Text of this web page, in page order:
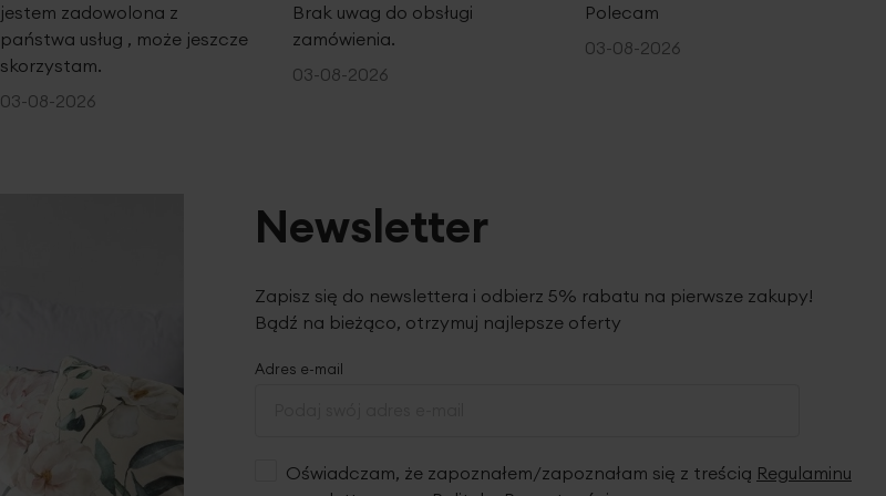
jestem zadowolona z
państwa usług , może jeszcze
skorzystam.
03-08-2026
Brak uwag do obsługi
zamówienia.
03-08-2026
Polecam
03-08-2026
Newsletter
Zapisz się do newslettera i odbierz 5% rabatu na pierwsze zakupy!
Bądź na bieżąco, otrzymuj najlepsze oferty
Adres e-mail
Oświadczam, że zapoznałem/zapoznałam się z treścią Regulaminu